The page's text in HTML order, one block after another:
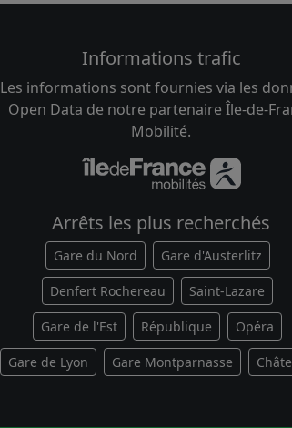
Informations trafic
Les informations sont fournies via les
Open Data de notre partenaire Île-de-
Mobilité.
Arrêts les plus recherchés
Gare du Nord Gare d'Austerlitz
Denfert Rochereau Saint-Lazare
Gare de l'Est République Opéra
Gare de Lyon Gare Montparnasse